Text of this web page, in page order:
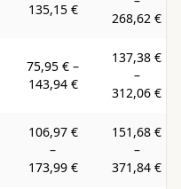
135,15 €
268,62 €
75,95 € –
143,94 €
137,38 €
–
312,06 €
106,97 €
–
173,99 €
151,68 €
–
371,84 €